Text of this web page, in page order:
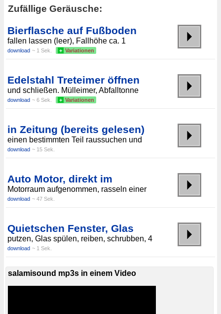
Zufällige Geräusche:
Bierflasche auf Fußboden
fallen lassen (leer), Fallhöhe ca. 1
download ~ 1 Sek. + Variationen
Edelstahl Treteimer öffnen
und schließen. Mülleimer, Abfalltonne
download ~ 6 Sek. + Variationen
in Zeitung (bereits gelesen)
einen bestimmten Teil raussuchen und
download ~ 15 Sek.
Auto Motor, direkt im
Motorraum aufgenommen, rasseln einer
download ~ 47 Sek.
Quietschen Fenster, Glas
putzen, Glas spülen, reiben, schrubben, 4
download ~ 1 Sek.
salamisound mp3s in einem Video